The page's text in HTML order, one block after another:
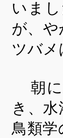
いま
が、
ツバ
朝
き、
鳥類